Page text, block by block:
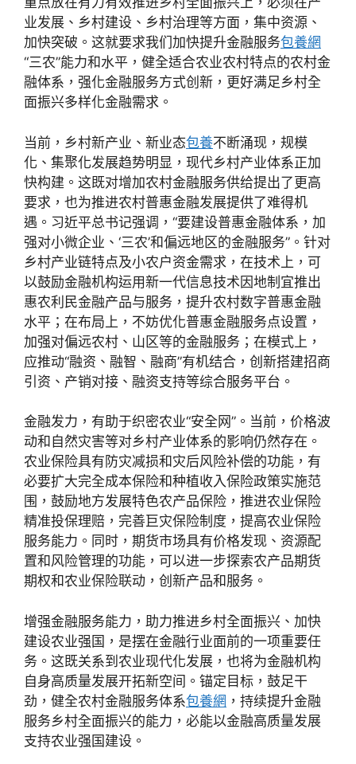
业发展、乡村建设、乡村治理等方面，集中资源、
加快突破。这就要求我们加快提升金融服务包養網
“三农”能力和水平，健全适合农业农村特点的农村金
融体系，强化金融服务方式创新，更好满足乡村全
面振兴多样化金融需求。
当前，乡村新产业、新业态包養不断涌现，规模
化、集聚化发展趋势明显，现代乡村产业体系正加
快构建。这既对增加农村金融服务供给提出了更高
要求，也为推进农村普惠金融发展提供了难得机
遇。习近平总书记强调，“要建设普惠金融体系，加
强对小微企业、‘三农’和偏远地区的金融服务”。针对
乡村产业链特点及小农户资金需求，在技术上，可
以鼓励金融机构运用新一代信息技术因地制宜推出
惠农利民金融产品与服务，提升农村数字普惠金融
水平；在布局上，不妨优化普惠金融服务点设置，
加强对偏远农村、山区等的金融服务；在模式上，
应推动“融资、融智、融商”有机结合，创新搭建招商
引资、产销对接、融资支持等综合服务平台。
金融发力，有助于织密农业“安全网”。当前，价格波
动和自然灾害等对乡村产业体系的影响仍然存在。
农业保险具有防灾减损和灾后风险补偿的功能，有
必要扩大完全成本保险和种植收入保险政策实施范
围，鼓励地方发展特色农产品保险，推进农业保险
精准投保理赔，完善巨灾保险制度，提高农业保险
服务能力。同时，期货市场具有价格发现、资源配
置和风险管理的功能，可以进一步探索农产品期货
期权和农业保险联动，创新产品和服务。
增强金融服务能力，助力推进乡村全面振兴、加快
建设农业强国，是摆在金融行业面前的一项重要任
务。这既关系到农业现代化发展，也将为金融机构
自身高质量发展开拓新空间。锚定目标，鼓足干
劲，健全农村金融服务体系包養網 ，持续提升金融
服务乡村全面振兴的能力，必能以金融高质量发展
支持农业强国建设。